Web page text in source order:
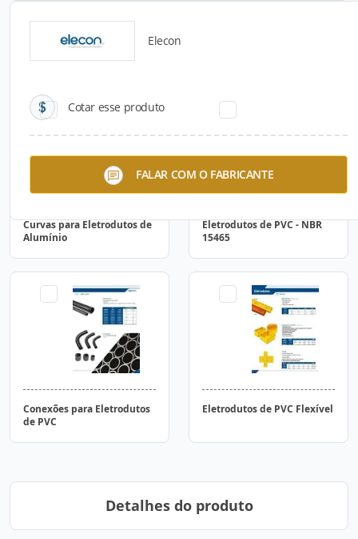
Elecon
Cotar esse produto
FALAR COM O FABRICANTE
Catálogos para Download
Curvas para Eletrodutos de
Alumínio
Eletrodutos de PVC - NBR
15465
Conexões para Eletrodutos
de PVC
Eletrodutos de PVC Flexível
Detalhes do produto